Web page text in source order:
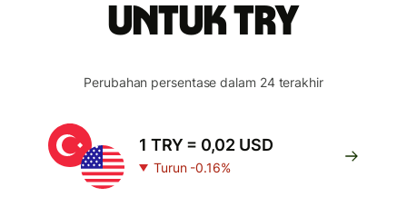
untuk TRY
Perubahan persentase dalam 24 terakhir
1 TRY = 0,02 USD
Turun -0.16%